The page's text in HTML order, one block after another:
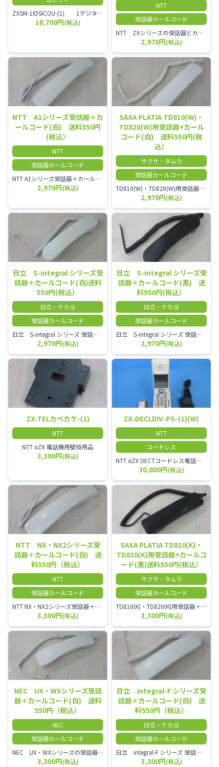
ZXSM-1IDSICOU-(1) 1デジタル局線ユニット
18,700円(税込)
NTT
受話器カールコード
NTT ZXシリーズの受話器とカールコードセット／本商品は中古品となります。 写真では分かりにくいキズ・汚れなどの使用感があります。 経年変化で日焼けの色味が強くなる場合がございます。 予めご理解・ご了承頂きますようお願いいたします。
2,970円(税込)
NTT A1シリーズ受話器＋カ
ールコード(白) 送料550円
(税込）
NTT
受話器カールコード
NTT A1シリーズ受話器＋カールコード セット／本商品は中古品となります。 写真では分かりにくいキズ・汚れなどの使用感があります。 経年変化で日焼けの色味が強くなる場合がございます。 予めご理解・ご了承頂きますようお願いいたします。
2,970円(税込)
SAXA PLATIA TD810(W)・
TD820(W)用受話器+カール
コード(白) 送料550円(税
込）
サクサ・タムラ
受話器カールコード
TD810(W)・TD820(W)用受話器＋カールコード セット／本商品は中古品となります。 写真では分かりにくいキズ・汚れなどの使用感があります。 予めご理解・ご了承頂きますようお願いいたします。
2,970円(税込)
日立 S-integral シリーズ受
話器＋カールコード(白)送料
550円(税込）
日立・ナカヨ
受話器カールコード
日立 S-integral シリーズ 受話器＋カールコード セット（白）／本商品は中古品となります。 写真では分かりにくいキズ・汚れなどの使用感があります。 経年変化で日焼けの色味が強くなる場合がございます。 予めご理解・ご了承頂きますようお願いいたします。
2,970円(税込)
日立 S-integral シリーズ受
話器＋カールコード(黒) 送
料550円(税込）
日立・ナカヨ
受話器カールコード
日立 S-integral シリーズ 受話器＋カールコード セット（黒）／本商品は中古品となります。 写真では分かりにくいキズ・汚れなどの使用感があります。 経年変化で日焼けの色味が強くなる場合がございます。 予めご理解・ご了承頂きますようお願いいたします。
2,970円(税込)
ZX-TELカベカケ-(1)
NTT
NTT αZX 電話機用壁掛用品
3,300円(税込)
ZX-DECLDIV-PS-(1)(W)
NTT
コードレス
NTT αZX DECTコードレス電話機(ダイバーシティ方式)
30,800円(税込)
NTT NX・NX2シリーズ受
話器＋カールコード(白) 送
料550円（税込）
NTT
受話器カールコード
NTT NX・NX2シリーズ受話器＋カールコード
3,300円(税込)
SAXA PLATIA TD810(K)・
TD820(K)用受話器+カールコ
ード(黒)送料550円(税込）
サクサ・タムラ
受話器カールコード
TD810(K)・TD820(K)用受話器＋カールコード セット／本商品は中古品となります。 写真では分かりにくいキズ・汚れなどの使用感があります。 予めご理解・ご了承頂きますようお願いいたします。
3,300円(税込)
NEC UX・WXシリーズ受話
器＋カールコード(白) 送料
550円（税込）
NEC
受話器カールコード
NEC UX・WXシリーズの受話器とカールコードセット／本商品は中古品となります。 写真では分かりにくいキズ・汚れなどの使用感があります。 経年変化で日焼けの色味が強くなる場合がございます。 予めご理解・ご了承頂きますようお願いいたします。
3,300円(税込)
日立 integral-F シリーズ受
話器＋カールコード(白) 送
料550円（税込）
日立・ナカヨ
受話器カールコード
日立 integral-F シリーズ 受話器＋カールコード セット（白）／本商品は中古品となります。 写真では分かりにくいキズ・汚れなどの使用感があります。 経年変化で日焼けの色味が強くなる場合がございます。 予めご理解・ご了承頂きますようお願いいたします。
3,300円(税込)